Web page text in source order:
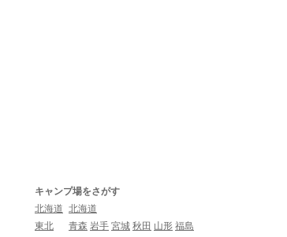
キャンプ場をさがす
北海道 北海道
東北
青森 岩手 宮城 秋田 山形 福島